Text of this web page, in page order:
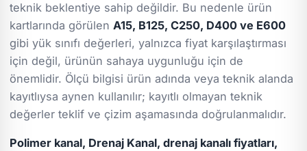
teknik beklentiye sahip değildir. Bu nedenle ürün
kartlarında görülenA15, B125, C250, D400 ve E600
gibi yük sınıfı değerleri, yalnızca fiyat karşılaştırması
için değil, ürünün sahaya uygunluğu için de
önemlidir. Ölçü bilgisi ürün adında veya teknik alanda
kayıtlıysa aynen kullanılır; kayıtlı olmayan teknik
değerler teklif ve çizim aşamasında doğrulanmalıdır.
Polimer kanal, Drenaj Kanal, drenaj kanalı fiyatları,